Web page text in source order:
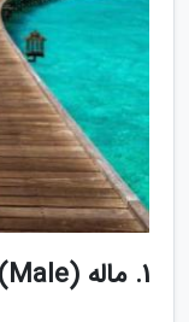
1. ماله (Male)